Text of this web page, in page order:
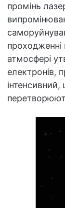
промінь
проходженні
атмосфері
електронів,